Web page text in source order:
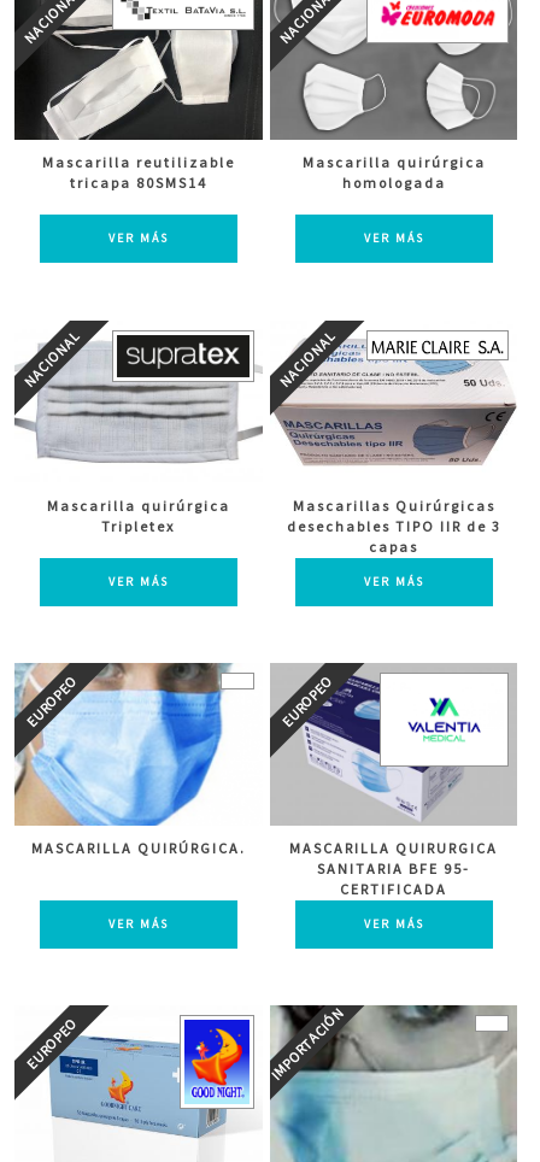
Mascarilla reutilizable
tricapa 80SMS14
VER MÁS
Mascarilla quirúrgica
homologada
VER MÁS
Mascarilla quirúrgica
Tripletex
VER MÁS
Mascarillas Quirúrgicas
desechables TIPO IIR de 3
capas
VER MÁS
MASCARILLA QUIRÚRGICA.
VER MÁS
MASCARILLA QUIRURGICA
SANITARIA BFE 95-
CERTIFICADA
VER MÁS